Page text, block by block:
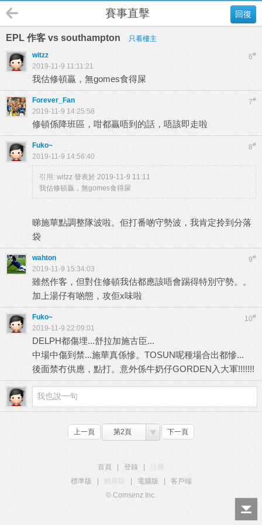
回復
賽事直擊
EPL 作客 vs southampton 只看樓主
6#
witzz
2019-11-9 11:11:21
我估修頓贏，無gomes食得屎
7#
Forever_Fan
2019-11-9 14:25:58
修頓係降班區，咁都贏唔到的話，唔該即走啦
8#
Fuko~
2019-11-9 14:56:40
引用: witzz 發表於 2019-11-9 11:11
我估修頓贏，無gomes食得屎
睇施華點調整隊波啦。佢打番啲守勢波，我肯定拎到分落
袋
9#
wahton
2019-11-9 15:34:03
雖然作客，但對住修頓我估都應該唔會踢得特別守勢。。
加上湯仔有啲態，攻佢x味啦
10#
Fuko~
2019-11-9 22:09:01
DELPH都傷埋...舒拉加施古臣...
中場中傷到禁...施華真係慘。TOSUN呢種場合出都慘...
後面禁冇供應，點打。意外係牛奶仔GORDEN入大軍!!!!!!!
上一頁 第2頁 下一頁
首頁 登錄
標準版
觸屏版 電腦版
客戶端
© Comsenz Inc.